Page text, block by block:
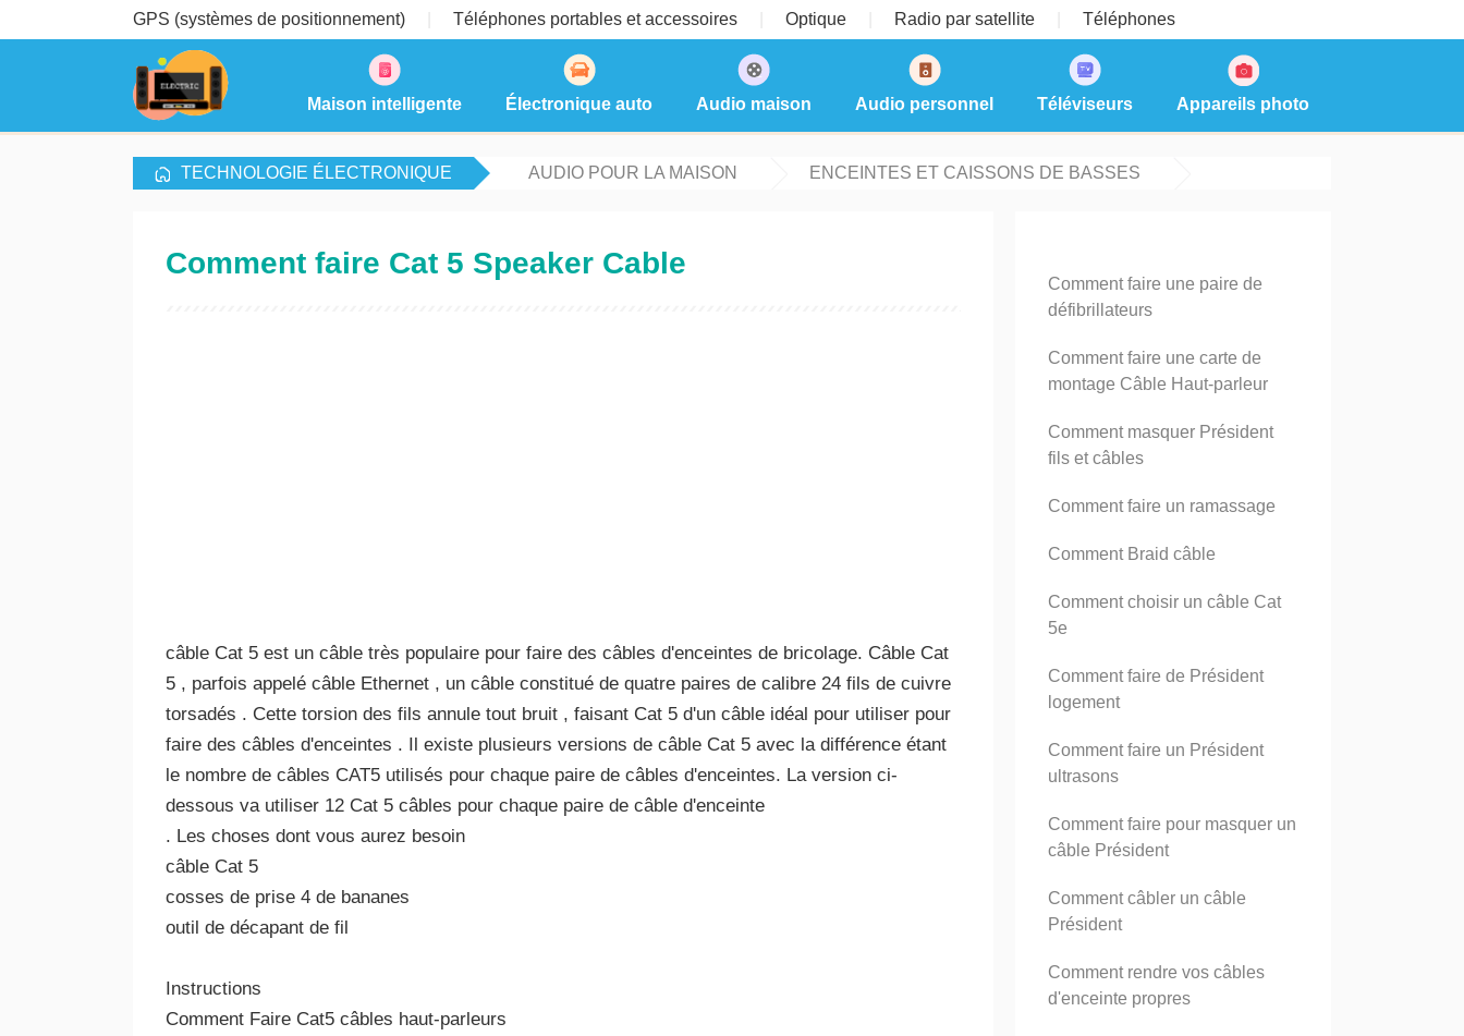
GPS (systèmes de positionnement) Téléphones portables et accessoires Optique Radio par satellite Téléphones
Maison intelligente Électronique auto Audio maison Audio personnel Téléviseurs Appareils photo
TECHNOLOGIE ÉLECTRONIQUE AUDIO POUR LA MAISON ENCEINTES ET CAISSONS DE BASSES
Comment faire Cat 5 Speaker Cable
câble Cat 5 est un câble très populaire pour faire des câbles d'enceintes de bricolage. Câble Cat
5 , parfois appelé câble Ethernet , un câble constitué de quatre paires de calibre 24 fils de cuivre
torsadés . Cette torsion des fils annule tout bruit , faisant Cat 5 d'un câble idéal pour utiliser pour
faire des câbles d'enceintes . Il existe plusieurs versions de câble Cat 5 avec la différence étant
le nombre de câbles CAT5 utilisés pour chaque paire de câbles d'enceintes. La version ci-
dessous va utiliser 12 Cat 5 câbles pour chaque paire de câble d'enceinte
. Les choses dont vous aurez besoin
câble Cat 5
cosses de prise 4 de bananes
outil de décapant de fil
Instructions
Comment Faire Cat5 câbles haut-parleurs
Comment faire une paire de
défibrillateurs
Comment faire une carte de
montage Câble Haut-parleur
Comment masquer Président
fils et câbles
Comment faire un ramassage
Comment Braid câble
Comment choisir un câble Cat
5e
Comment faire de Président
logement
Comment faire un Président
ultrasons
Comment faire pour masquer un
câble Président
Comment câbler un câble
Président
Comment rendre vos câbles
d'enceinte propres